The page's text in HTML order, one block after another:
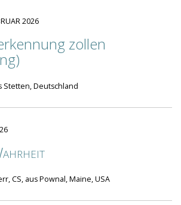
2026
zollen
Stetten, Deutschland
CS, aus Pownal, Maine, USA